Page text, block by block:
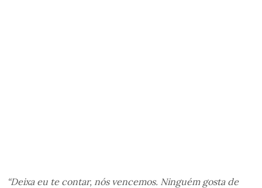
“Deixa eu te contar, nós vencemos. Ninguém gosta de